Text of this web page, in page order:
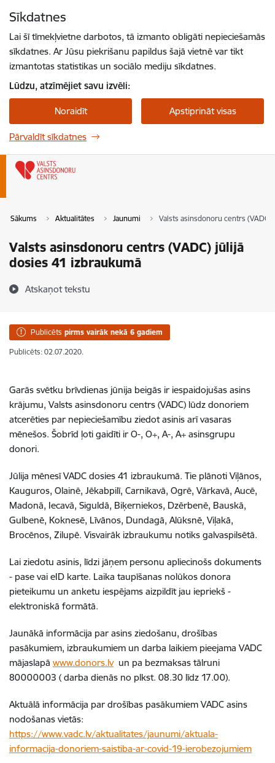
Sīkdatnes
Lai šī tīmekļvietne darbotos, tā izmanto obligāti nepieciešamās
sīkdatnes. Ar Jūsu piekrišanu papildus šajā vietnē var tikt
izmantotas statistikas un sociālo mediju sīkdatnes.
Lūdzu, atzīmējiet savu izvēli:
Noraidīt Apstiprināt visas
Pārvaldīt sīkdatnes
Sākums Aktualitātes Jaunumi Valsts asinsdonoru centrs
Valsts asinsdonoru centrs (VADC) jūlijā
dosies 41 izbraukumā
Atskaņot tekstu
Publicēts pirms vairāk nekā 6 gadiem
Publicēts: 02.07.2020.
Garās svētku brīvdienas jūnija beigās ir iespaidojušas asins
krājumu, Valsts asinsdonoru centrs (VADC) lūdz donoriem
atcerēties par nepieciešamību ziedot asinis arī vasaras
mēnešos. Šobrīd ļoti gaidīti ir O-, O+, A-, A+ asinsgrupu
donori.
Jūlija mēnesī VADC dosies 41 izbraukumā. Tie plānoti Viļānos,
Kauguros, Olainē, Jēkabpilī, Carnikavā, Ogrē, Vārkavā, Aucē,
Madonā, Iecavā, Siguldā, Biķerniekos, Dzērbenē, Bauskā,
Gulbenē, Koknesē, Līvānos, Dundagā, Alūksnē, Viļakā,
Brocēnos, Zilupē. Visvairāk izbraukumu notiks galvaspilsētā.
Lai ziedotu asinis, līdzi jāņem personu apliecinošs dokuments
- pase vai eID karte. Laika taupīšanas nolūkos donora
pieteikumu un anketu iespējams aizpildīt jau iepriekš -
elektroniskā formātā.
Jaunākā informācija par asins ziedošanu, drošības
pasākumiem, izbraukumiem un darba laikiem pieejama VADC
mājaslapā www.donors.lvun pa bezmaksas tālruni
80000003 ( darba dienās no plkst. 08.30 līdz 17.00).
Aktuālā informācija par drošības pasākumiem VADC asins
nodošanas vietās:
https://www.vadc.lv/aktualitates/jaunumi/aktuala-
informacija-donoriem-saistiba-ar-covid-19-ierobezojumiem